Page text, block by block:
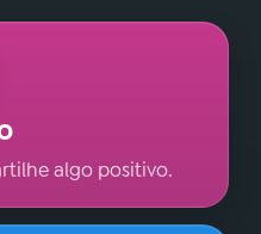
algo positivo.